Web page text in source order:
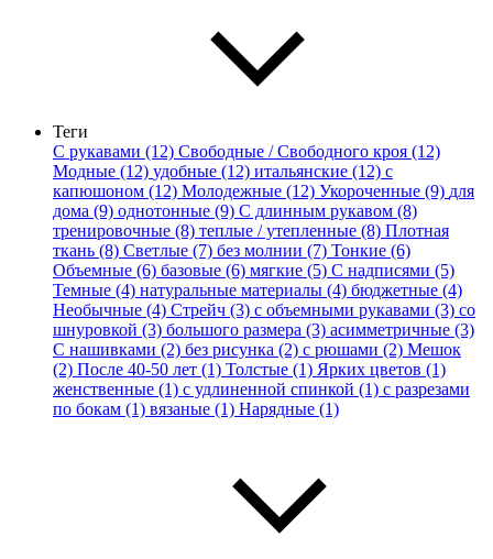
Теги
С рукавами (12) Свободные / Свободного кроя (12)
Модные (12) удобные (12) итальянские (12) с
капюшоном (12) Молодежные (12) Укороченные (9) для
дома (9) однотонные (9) С длинным рукавом (8)
тренировочные (8) теплые / утепленные (8) Плотная
ткань (8) Светлые (7) без молнии (7) Тонкие (6)
Объемные (6) базовые (6) мягкие (5) С надписями (5)
Темные (4) натуральные материалы (4) бюджетные (4)
Необычные (4) Стрейч (3) с объемными рукавами (3) со
шнуровкой (3) большого размера (3) асимметричные (3)
С нашивками (2) без рисунка (2) с рюшами (2) Мешок
(2) После 40-50 лет (1) Толстые (1) Ярких цветов (1)
женственные (1) с удлиненной спинкой (1) с разрезами
по бокам (1) вязаные (1) Нарядные (1)